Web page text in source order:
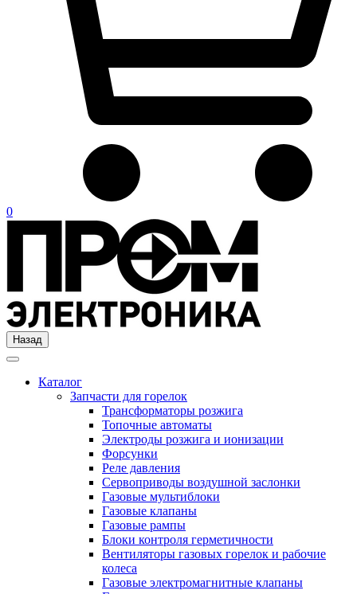
0
Назад
Каталог
Запчасти для горелок
Трансформаторы розжига
Топочные автоматы
Электроды розжига и ионизации
Форсунки
Реле давления
Сервоприводы воздушной заслонки
Газовые мультиблоки
Газовые клапаны
Газовые рампы
Блоки контроля герметичности
Вентиляторы газовых горелок и рабочие
колеса
Газовые электромагнитные клапаны